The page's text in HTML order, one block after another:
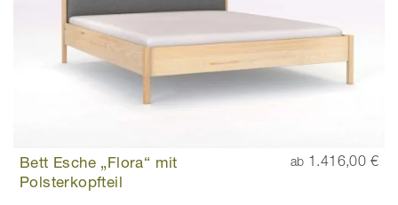
Bett Esche „Flora“ mit
Polsterkopfteil
ab 1.416,00 €